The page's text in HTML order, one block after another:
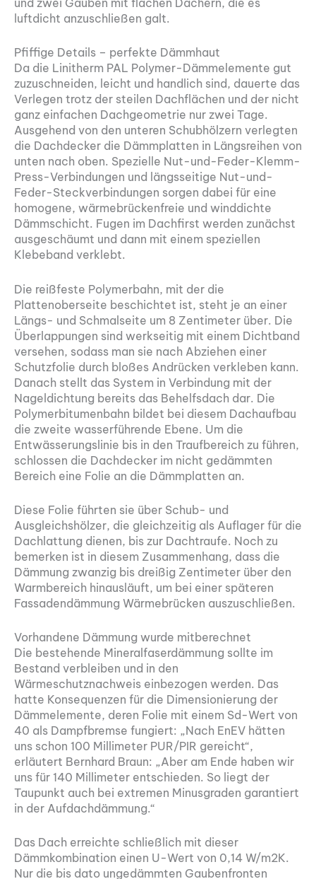
und zwei Gauben mit flachen Dächern, die es
luftdicht anzuschließen galt.
Pfiffige Details – perfekte Dämmhaut
Da die Linitherm PAL Polymer-Dämmelemente gut
zuzuschneiden, leicht und handlich sind, dauerte das
Verlegen trotz der steilen Dachflächen und der nicht
ganz einfachen Dachgeometrie nur zwei Tage.
Ausgehend von den unteren Schubhölzern verlegten
die Dachdecker die Dämmplatten in Längsreihen von
unten nach oben. Spezielle Nut-und-Feder-Klemm-
Press-Verbindungen und längsseitige Nut-und-
Feder-Steckverbindungen sorgen dabei für eine
homogene, wärmebrückenfreie und winddichte
Dämmschicht. Fugen im Dachfirst werden zunächst
ausgeschäumt und dann mit einem speziellen
Klebeband verklebt.
Die reißfeste Polymerbahn, mit der die
Plattenoberseite beschichtet ist, steht je an einer
Längs- und Schmalseite um 8 Zentimeter über. Die
Überlappungen sind werkseitig mit einem Dichtband
versehen, sodass man sie nach Abziehen einer
Schutzfolie durch bloßes Andrücken verkleben kann.
Danach stellt das System in Verbindung mit der
Nageldichtung bereits das Behelfsdach dar. Die
Polymerbitumenbahn bildet bei diesem Dachaufbau
die zweite wasserführende Ebene. Um die
Entwässerungslinie bis in den Traufbereich zu führen,
schlossen die Dachdecker im nicht gedämmten
Bereich eine Folie an die Dämmplatten an.
Diese Folie führten sie über Schub- und
Ausgleichshölzer, die gleichzeitig als Auflager für die
Dachlattung dienen, bis zur Dachtraufe. Noch zu
bemerken ist in diesem Zusammenhang, dass die
Dämmung zwanzig bis dreißig Zentimeter über den
Warmbereich hinausläuft, um bei einer späteren
Fassadendämmung Wärmebrücken auszuschließen.
Vorhandene Dämmung wurde mitberechnet
Die bestehende Mineralfaserdämmung sollte im
Bestand verbleiben und in den
Wärmeschutznachweis einbezogen werden. Das
hatte Konsequenzen für die Dimensionierung der
Dämmelemente, deren Folie mit einem Sd-Wert von
40 als Dampfbremse fungiert: „Nach EnEV hätten
uns schon 100 Millimeter PUR/PIR gereicht“,
erläutert Bernhard Braun: „Aber am Ende haben wir
uns für 140 Millimeter entschieden. So liegt der
Taupunkt auch bei extremen Minusgraden garantiert
in der Aufdachdämmung.“
Das Dach erreichte schließlich mit dieser
Dämmkombination einen U-Wert von 0,14 W/m2K.
Nur die bis dato ungedämmten Gaubenfronten